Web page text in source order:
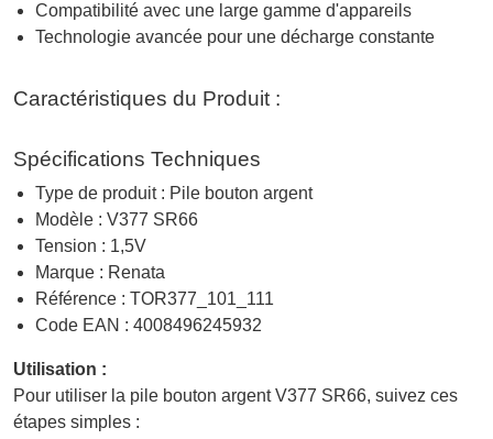
Compatibilité avec une large gamme d'appareils
Technologie avancée pour une décharge constante
Caractéristiques du Produit :
Spécifications Techniques
Type de produit : Pile bouton argent
Modèle : V377 SR66
Tension : 1,5V
Marque : Renata
Référence : TOR377_101_111
Code EAN : 4008496245932
Utilisation :
Pour utiliser la pile bouton argent V377 SR66, suivez ces
étapes simples :